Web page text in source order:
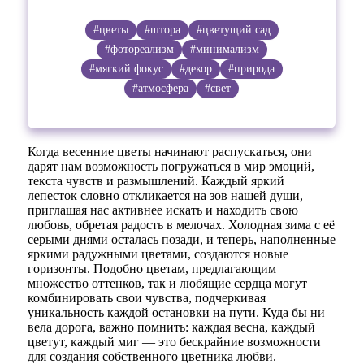
#цветы #штора
#цветущий сад
#фотореализм
#минимализм
#мягкий фокус
#декор
#природа
#атмосфера
#свет
Когда весенние цветы начинают распускаться, они
дарят нам возможность погружаться в мир эмоций,
текста чувств и размышлений. Каждый яркий
лепесток словно откликается на зов нашей души,
приглашая нас активнее искать и находить свою
любовь, обретая радость в мелочах. Холодная зима с её
серыми днями осталась позади, и теперь, наполненные
яркими радужными цветами, создаются новые
горизонты. Подобно цветам, предлагающим
множество оттенков, так и любящие сердца могут
комбинировать свои чувства, подчеркивая
уникальность каждой остановки на пути. Куда бы ни
вела дорога, важно помнить: каждая весна, каждый
цветут, каждый миг — это бескрайние возможности
для создания собственного цветника любви.